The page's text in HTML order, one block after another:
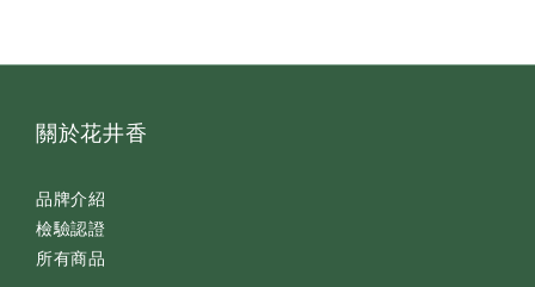
關於花井香
品牌介紹
檢驗認證
所有商品